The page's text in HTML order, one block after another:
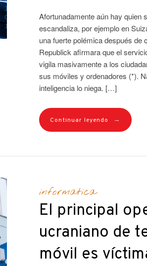
Afortunadamente aún hay quien
escandaliza, por ejemplo en
una fuerte polémica después de
Republick afirmara que el
vigila masivamente a los
sus móviles y ordenadores (*).
inteligencia lo niega. […]
Continuar leyendo →
informatica
El principal
ucraniano de
móvil es